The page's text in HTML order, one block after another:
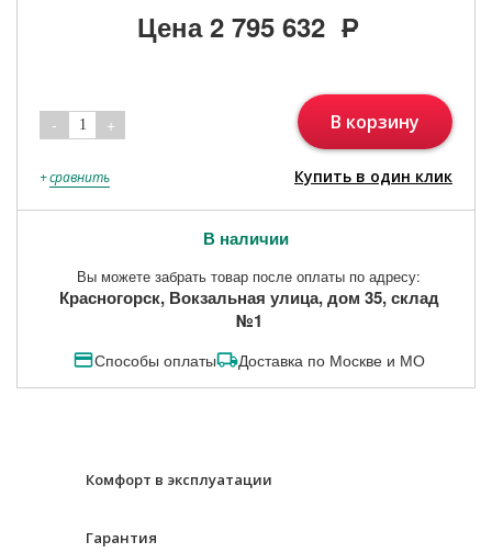
Цена2 795 632 Р
- 1 + В корзину
+сравнить Купить в один клик
В наличии
Вы можете забрать товар после оплаты по адресу:
Красногорск, Вокзальная улица, дом 35, склад
№1
Способы оплаты Доставка по Москве и МО
Комфорт в эксплуатации
Гарантия